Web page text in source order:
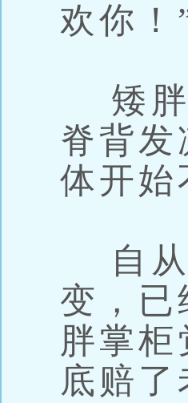
欢你！
矮胖
脊背
体开始
自从
变，
胖掌
底赔了